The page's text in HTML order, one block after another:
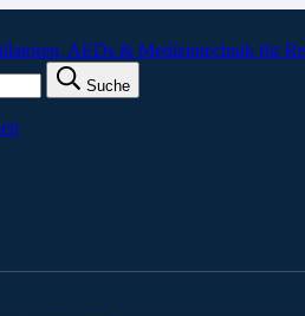
Suche